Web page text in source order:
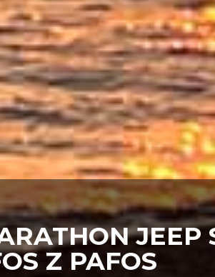
JEEP
Z PAFOS